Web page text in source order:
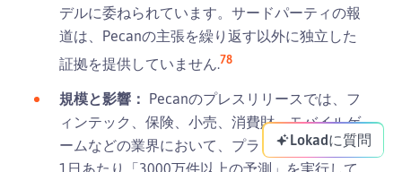
デルに委ねられています。サードパーティの報
道は、Pecanの主張を繰り返す以外に独立した
証拠を提供していません.78
規模と影響： Pecanのプレスリリースでは、フ
ィンテック、保険、小売、消費財、モバイルゲ
ームなどの業界において、プラットフォームが
1日あたり「3000万件以上の予測」を実行して
Lokadに質問